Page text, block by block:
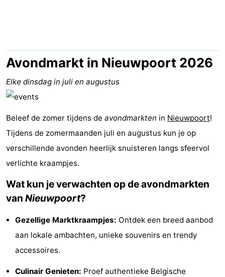
-
Nieuwpoort
-
Oostduinkerke
zee
minutes
Strand
doen
Bezienswaardigheden
Musea
Avondmarkt in Nieuwpoort 2026
Elke dinsdag in juli en augustus
Beleef de zomer tijdens de avondmarkten in Nieuwpoort!
Tijdens de zomermaanden juli en augustus kun je op
verschillende avonden heerlijk snuisteren langs sfeervol
verlichte kraampjes.
Wat kun je verwachten op de avondmarkten
van Nieuwpoort?
Gezellige Marktkraampjes: Ontdek een breed aanbod
aan lokale ambachten, unieke souvenirs en trendy
accessoires.
Culinair Genieten: Proef authentieke Belgische